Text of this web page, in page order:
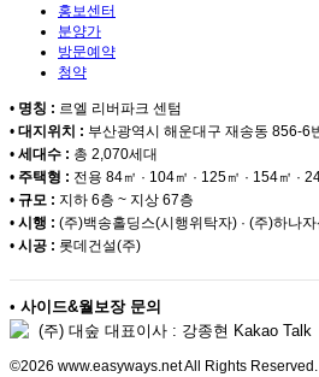
홍보센터
분양가
방문예약
청약
• 명칭 : 르엘 리버파크 센텀
• 대지위치 : 부산광역시 해운대구 재송동 856-6
• 세대수 : 총 2,070세대
• 주택형 : 전용 84㎡ · 104㎡ · 125㎡ · 154㎡ ·
• 규모 : 지하 6층 ~ 지상 67층
• 시행 : (주)백송홀딩스(시행위탁자) · (주)하나
• 시공 : 롯데건설(주)
• 사이드&월보장 문의
(주) 대숲 대표이사 : 강종현 Kakao Talk
©2026 www.easyways.net All Rights Reserved.